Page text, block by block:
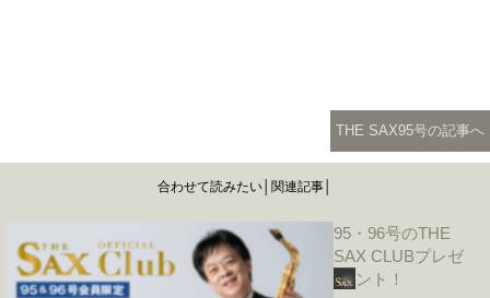
THE SAX95号の記事へ
合わせて読みたい│関連記事│
95・96号のTHE
SAX CLUBプレゼ
ント！